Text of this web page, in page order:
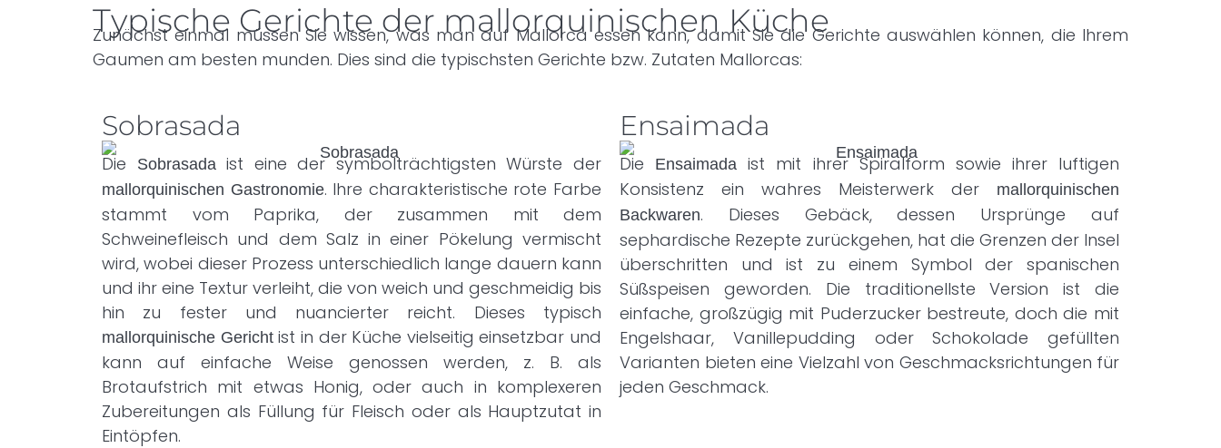
Typische Gerichte der mallorquinischen Küche
Zunächst einmal müssen Sie wissen, was man auf Mallorca essen kann, damit Sie die Gerichte auswählen können, die Ihrem
Gaumen am besten munden. Dies sind die typischsten Gerichte bzw. Zutaten Mallorcas:
Sobrasada
Die Sobrasadaist eine der symbolträchtigsten Würste der
mallorquinischen Gastronomie. Ihre charakteristische rote Farbe
stammt vom Paprika, der zusammen mit dem
Schweinefleisch und dem Salz in einer Pökelung vermischt
wird, wobei dieser Prozess unterschiedlich lange dauern kann
und ihr eine Textur verleiht, die von weich und geschmeidig bis
hin zu fester und nuancierter reicht. Dieses typisch
mallorquinische Gerichtist in der Küche vielseitig einsetzbar und
kann auf einfache Weise genossen werden, z. B. als
Brotaufstrich mit etwas Honig, oder auch in komplexeren
Zubereitungen als Füllung für Fleisch oder als Hauptzutat in
Eintöpfen.
Ensaimada
Die Ensaimada
ist mit ihrer Spiralform sowie ihrer luftigen
Konsistenz ein wahres Meisterwerk der
mallorquinischen
Backwaren. Dieses Gebäck, dessen Ursprünge auf
sephardische Rezepte zurückgehen, hat die Grenzen der Insel
überschritten und ist zu einem Symbol der spanischen
Süßspeisen geworden. Die traditionellste Version ist die
einfache, großzügig mit Puderzucker bestreute, doch die mit
Engelshaar, Vanillepudding oder Schokolade gefüllten
Varianten bieten eine Vielzahl von Geschmacksrichtungen für
jeden Geschmack.